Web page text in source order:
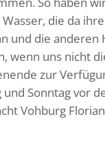
die da
und die
wenn uns nicht
zur
Sonntag vor
Vohburg